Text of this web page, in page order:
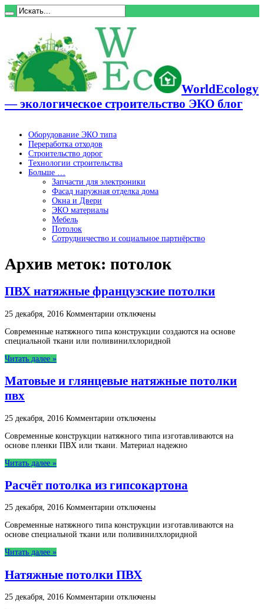
WorldEcology
— экологическое строительство ЭКО блог
Оборудование ЭКО типа
Переработка отходов
Строительство дорог
Технологии строительства
Больше …
Запчасти для электроники
Фасад наружная отделка дома
Окна и Двери
ЭКО материалы
Мебель
Потолок
Сотрудничество и социальное партнёрство
Архив меток: потолок
ПВХ натяжные французские потолки
25 декабря, 2016 Комментарии к
ПВХ
натяжные
отключены
Современные натяжного типа конструкции создаются на основе
специальной ткани или поливинилхлоридной
Читать далее »
Матовые и глянцевые натяжные потолки
пвх
25 декабря, 2016 Комментарии к
Матовые
и
пвх
отключены
Современные конструкции натяжного типа изготавливаются на
основе пленки ПВХ или ткани. Материал надежно
Читать далее »
Расчёт потолка из гипсокартона
25 декабря, 2016 Комментарии к
Расчёт
потолка
отключены
Современные натяжного типа конструкции изготавливаются на
основе специальной ткани или поливинилхлоридной
Читать далее »
Натяжные потолки ПВХ
25 декабря, 2016 Комментарии котключены